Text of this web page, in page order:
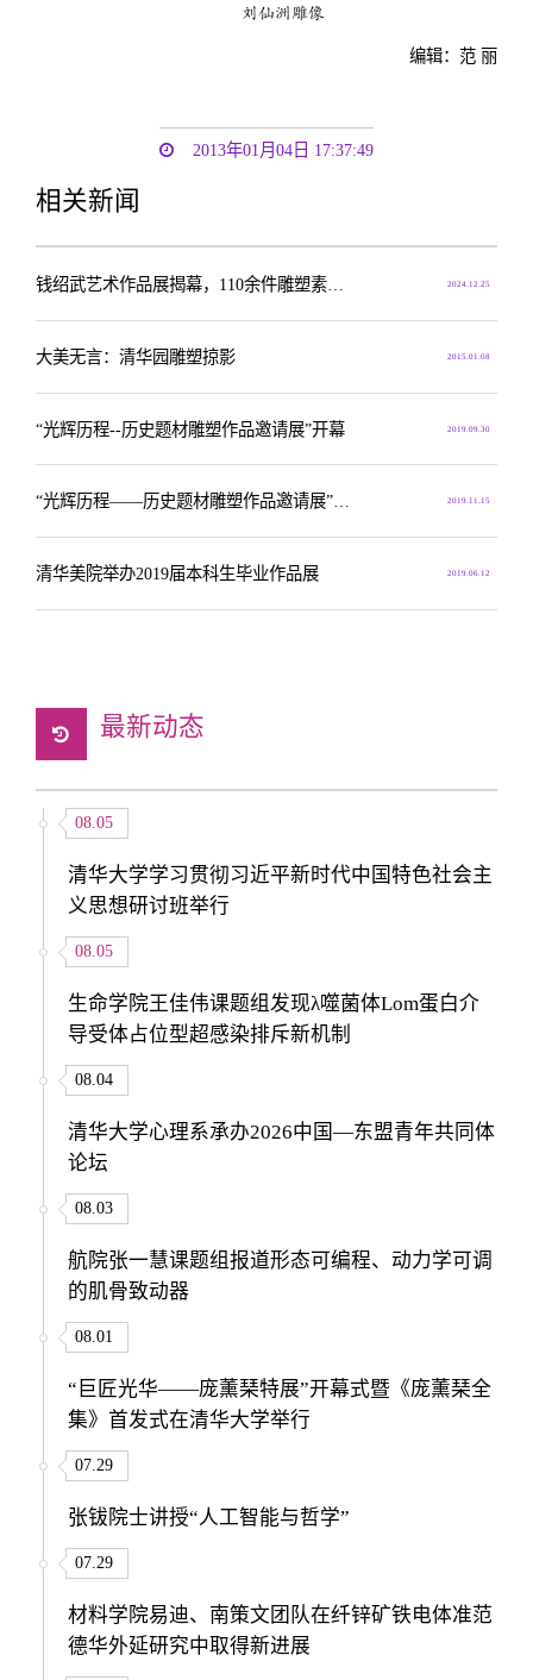
刘仙洲雕像
编辑：范 丽
2013年01月04日 17:37:49
相关新闻
2024.12.25
钱绍武艺术作品展揭幕，110余件雕塑素描作品亮相清华
2015.01.08
大美无言：清华园雕塑掠影
2019.09.30
“光辉历程--历史题材雕塑作品邀请展”开幕
2019.11.15
2019.06.12
清华美院举办2019届本科生毕业作品展
最新动态
08.05
清华大学学习贯彻习近平新时代中国特色社会主
义思想研讨班举行
08.05
生命学院王佳伟课题组发现λ噬菌体Lom蛋白介
导受体占位型超感染排斥新机制
08.04
清华大学心理系承办2026中国—东盟青年共同体
论坛
08.03
航院张一慧课题组报道形态可编程、动力学可调
的肌骨致动器
08.01
“巨匠光华——庞薰琹特展”开幕式暨《庞薰琹全
集》首发式在清华大学举行
07.29
张钹院士讲授“人工智能与哲学”
07.29
材料学院易迪、南策文团队在纤锌矿铁电体准范
德华外延研究中取得新进展